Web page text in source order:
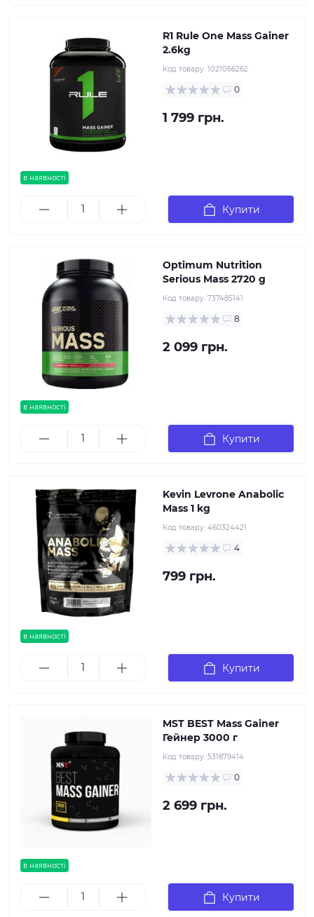
в наявності
R1 Rule One Mass Gainer
2.6kg
Код товару: 1021066262
0
1 799 грн.
Купити
в наявності
Optimum Nutrition
Serious Mass 2720 g
Код товару: 737485141
8
2 099 грн.
Купити
в наявності
Kevin Levrone Anabolic
Mass 1 kg
Код товару: 460324421
4
799 грн.
Купити
в наявності
MST BEST Mass Gainer
Гейнер 3000 г
Код товару: 531879414
0
2 699 грн.
Купити